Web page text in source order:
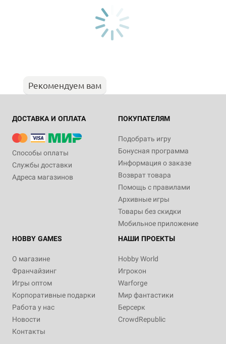
Рекомендуем вам
ДОСТАВКА И ОПЛАТА
Способы оплаты
Службы доставки
Адреса магазинов
ПОКУПАТЕЛЯМ
Подобрать игру
Бонусная программа
Информация о заказе
Возврат товара
Помощь с правилами
Архивные игры
Товары без скидки
Мобильное приложение
HOBBY GAMES
О магазине
Франчайзинг
Игры оптом
Корпоративные подарки
Работа у нас
Новости
Контакты
НАШИ ПРОЕКТЫ
Hobby World
Игрокон
Warforge
Мир фантастики
Берсерк
CrowdRepublic